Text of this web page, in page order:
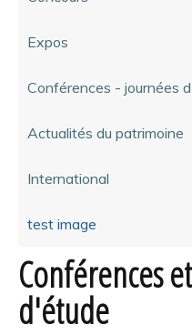
Expos
Conférences - journées
Actualités du patrimoine
International
test image
Conférences
d'étude